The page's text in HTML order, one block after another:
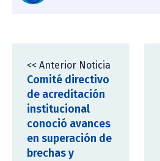
<< Anterior Noticia
Comité directivo
de acreditación
institucional
conoció avances
en superación de
brechas y